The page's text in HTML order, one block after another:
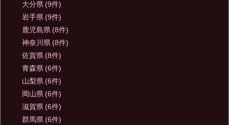
大分県 (9件)
岩手県 (9件)
鹿児島県 (8件)
神奈川県 (8件)
佐賀県 (8件)
青森県 (6件)
山梨県 (6件)
岡山県 (6件)
滋賀県 (6件)
群馬県 (6件)